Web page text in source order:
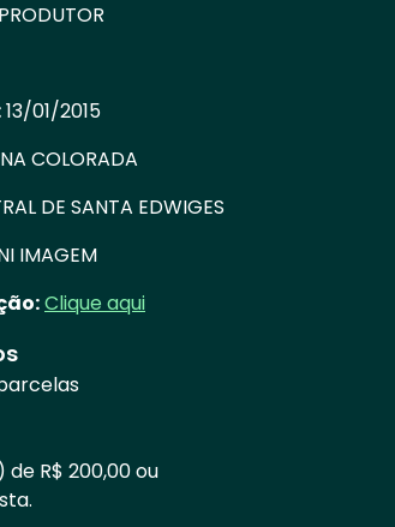
13/01/2015
COLORADA
DE SANTA EDWIGES
IMAGEM
Clique aqui
de R$ 200,00 ou